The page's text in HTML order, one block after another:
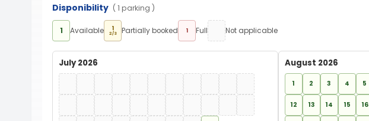
Disponibility ( 1 parking )
1 Available 1
2/3 Partially booked 1 Full Not applicable
July 2026 August 2026
1 2 3 4 5
12 13 14 15 16